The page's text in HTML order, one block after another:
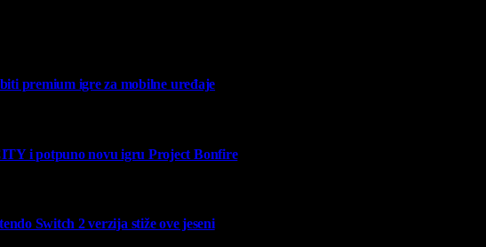
premium igre za mobilne uređaje
i potpuno novu igru Project Bonfire
Switch 2 verzija stiže ove jeseni